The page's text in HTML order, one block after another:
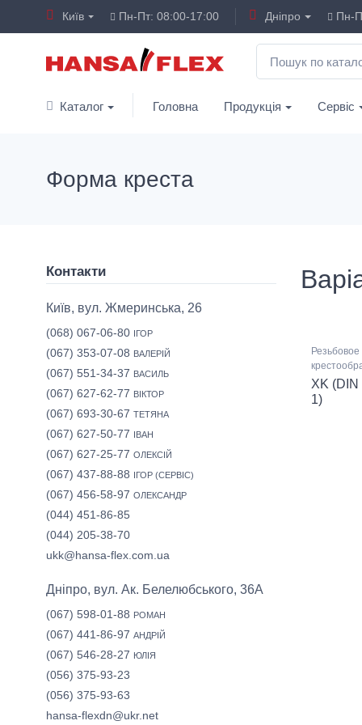
Київ Пн-Пт: 08:00-17:00 Дніпро Пн-
Каталог Головна Продукція Сервіс
Форма креста
XK (DIN
1)
Контакти
Київ, вул. Жмеринська, 26
(068) 067-06-80 ІГОР
(067) 353-07-08 ВАЛЕРІЙ
(067) 551-34-37 ВАСИЛЬ
(067) 627-62-77 ВІКТОР
(067) 693-30-67 ТЕТЯНА
(067) 627-50-77 ІВАН
(067) 627-25-77 ОЛЕКСІЙ
(067) 437-88-88 ІГОР (СЕРВІС)
(067) 456-58-97 ОЛЕКСАНДР
(044) 451-86-85
(044) 205-38-70
ukk@hansa-flex.com.ua
Дніпро, вул. Ак. Белелюбського, 36А
(067) 598-01-88 РОМАН
(067) 441-86-97 АНДРІЙ
(067) 546-28-27 ЮЛІЯ
(056) 375-93-23
(056) 375-93-63
hansa-flexdn@ukr.net